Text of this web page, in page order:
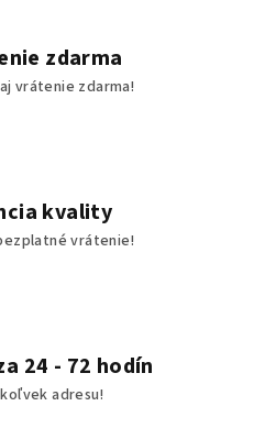
zdarma
vrátenie zdarma!
kvality
vrátenie!
24 - 72 hodín
adresu!